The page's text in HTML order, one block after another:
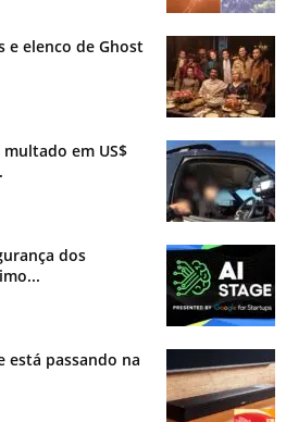
e elenco de Ghost
em US$
dos
está passando na